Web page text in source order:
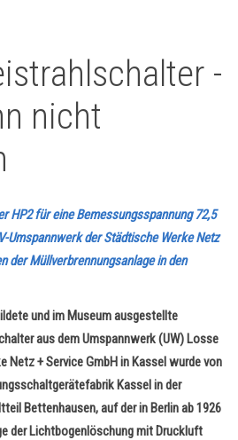
-
nicht
HP2 für eine Bemessungsspannung 72,5
Umspannwerk der Städtische Werke Netz
der Müllverbrennungsanlage in den
und im Museum ausgestellte
aus dem Umspannwerk (UW) Losse
Netz + Service GmbH in Kassel wurde von
Kassel in der
Bettenhausen, auf der in Berlin ab 1926
der Lichtbogenlöschung mit Druckluft